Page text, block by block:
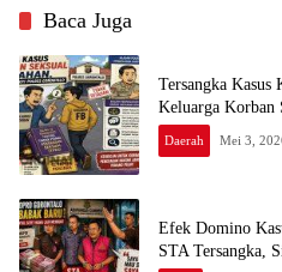
Baca Juga
Tersangka Kasus
Keluarga Korban
Daerah Mei 3,
Efek Domino
STA Tersangka,